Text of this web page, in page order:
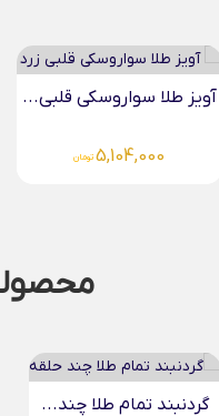
آویز طلا سواروسکی
3,828,000